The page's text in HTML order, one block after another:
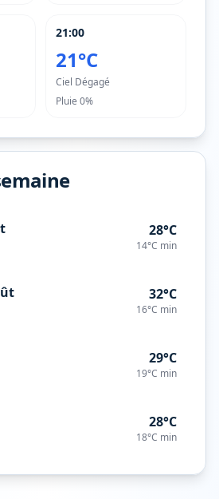
21:00
21°C
Ciel Dégagé
Pluie 0%
28°C
14°C min
32°C
16°C min
29°C
19°C min
28°C
18°C min